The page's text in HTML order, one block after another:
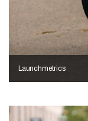
Launchmetrics